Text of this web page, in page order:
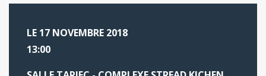
LE 17 NOVEMBRE 2018
13:00